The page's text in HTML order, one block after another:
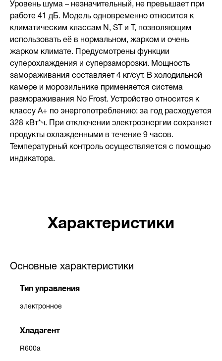
Уровень шума – незначительный, не превышает при
работе 41 дБ. Модель одновременно относится к
климатическим классам N, ST и Т, позволяющим
использовать её в нормальном, жарком и очень
жарком климате. Предусмотрены функции
суперохлаждения и суперзаморозки. Мощность
замораживания составляет 4 кг/сут. В холодильной
камере и морозильнике применяется система
размораживания No Frost. Устройство относится к
классу А+ по энергопотреблению: за год расходуется
328 кВт*ч. При отключении электроэнергии сохраняет
продукты охлажденными в течение 9 часов.
Температурный контроль осуществляется с помощью
индикатора.
Характеристики
Основные характеристики
Тип управления
электронное
Хладагент
R600a